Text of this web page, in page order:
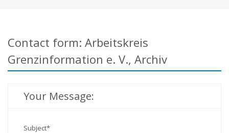
Contact form: Arbeitskreis
Grenzinformation e. V., Archiv
Your Message:
Subject*